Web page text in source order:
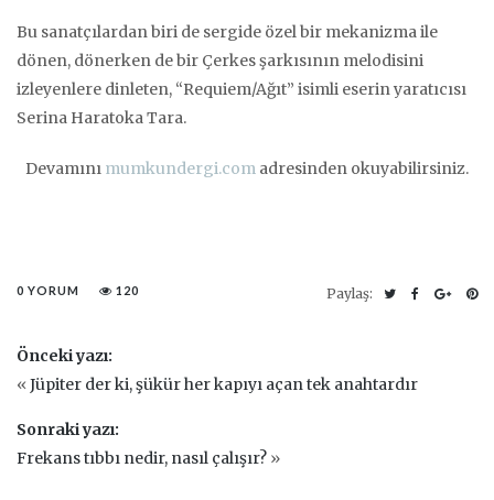
Bu sanatçılardan biri de sergide özel bir mekanizma ile
dönen, dönerken de bir Çerkes şarkısının melodisini
izleyenlere dinleten, “Requiem/Ağıt” isimli eserin yaratıcısı
Serina Haratoka Tara.
Devamını mumkundergi.com adresinden okuyabilirsiniz.
0 YORUM 120 Paylaş:
Önceki yazı:
«Jüpiter der ki, şükür her kapıyı açan tek anahtardır
Sonraki yazı:
Frekans tıbbı nedir, nasıl çalışır? »